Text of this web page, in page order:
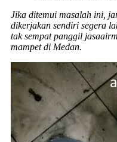
Jika ditemui masalah ini,
dikerjakan sendiri segera
tak sempat panggil
mampet di Medan.